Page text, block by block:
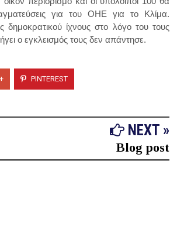
για του ΟΗΕ για το Κλίμα.
δημοκρατικού ίχνους στο λόγο του τους
ο εγκλεισμός τους δεν απάντησε.
PINTEREST
NEXT »
Blog post